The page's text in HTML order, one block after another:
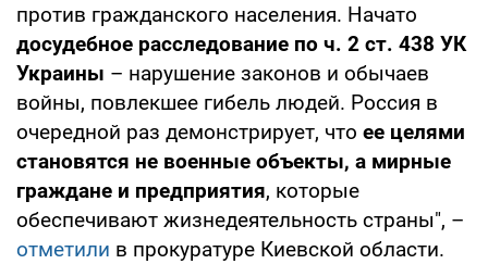
против гражданского населения. Начато
досудебное расследование по ч. 2 ст. 438 УК
Украины – нарушение законов и обычаев
войны, повлекшее гибель людей. Россия в
очередной раз демонстрирует, что ее целями
становятся не военные объекты, а мирные
граждане и предприятия, которые
обеспечивают жизнедеятельность страны", –
отметили в прокуратуре Киевской области.